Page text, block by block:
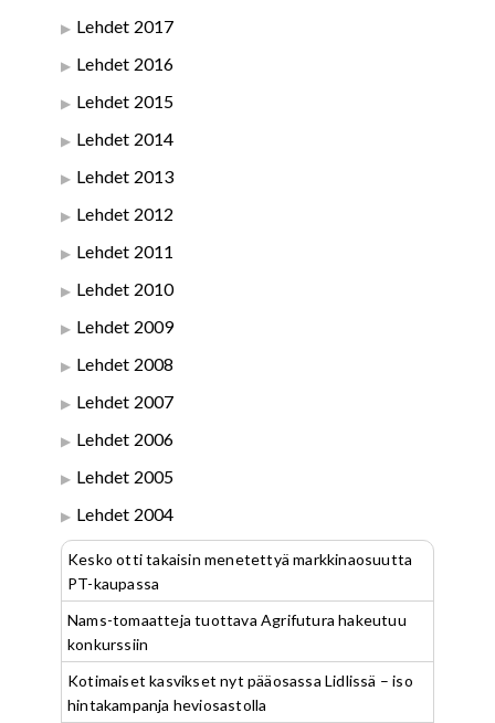
Lehdet 2017
Lehdet 2016
Lehdet 2015
Lehdet 2014
Lehdet 2013
Lehdet 2012
Lehdet 2011
Lehdet 2010
Lehdet 2009
Lehdet 2008
Lehdet 2007
Lehdet 2006
Lehdet 2005
Lehdet 2004
Kesko otti takaisin menetettyä markkinaosuutta
PT-kaupassa
Nams-tomaatteja tuottava Agrifutura hakeutuu
konkurssiin
Kotimaiset kasvikset nyt pääosassa Lidlissä – iso
hintakampanja heviosastolla